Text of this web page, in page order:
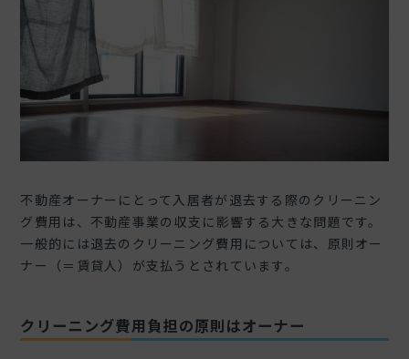
不動産オーナーにとって入居者が退去する際のクリーニン
グ費用は、不動産事業の収支に影響する大きな問題です。
一般的には退去のクリーニング費用については、原則オー
ナー（＝賃貸人）が支払うとされています。
クリーニング費用負担の原則はオーナー